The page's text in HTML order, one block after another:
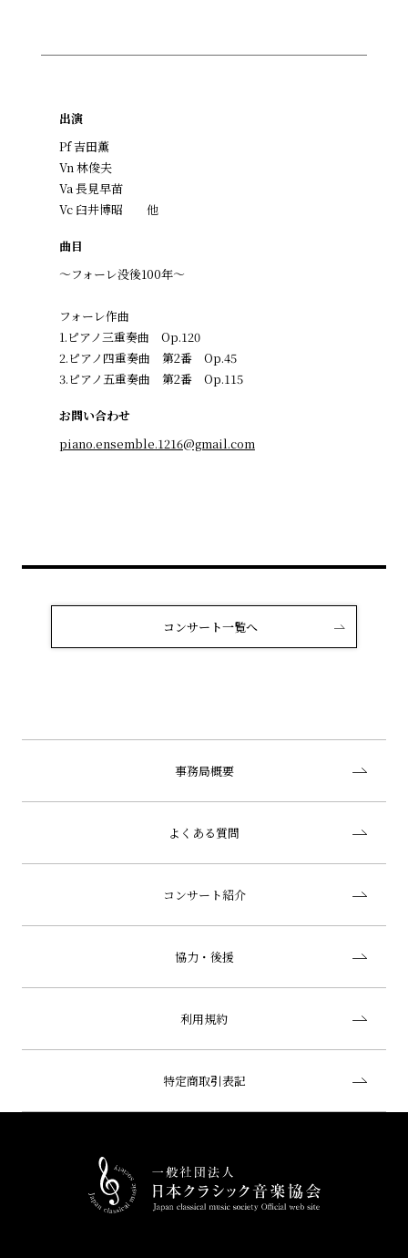
出演
Pf 吉田薫
Vn 林俊夫
Va 長見早苗
Vc 臼井博昭 他
曲目
〜フォーレ没後100年〜
フォーレ作曲
1.ピアノ三重奏曲 Op.120
2.ピアノ四重奏曲 第2番 Op.45
3.ピアノ五重奏曲 第2番 Op.115
お問い合わせ
piano.ensemble.1216@gmail.com
コンサート一覧へ
事務局概要
よくある質問
コンサート紹介
協力・後援
利用規約
特定商取引表記